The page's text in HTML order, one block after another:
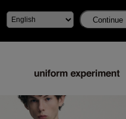
Continue